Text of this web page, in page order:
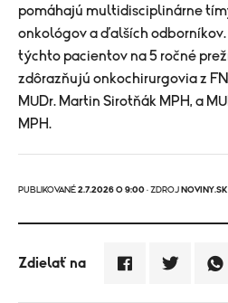
pomáhajú multidisciplinárne
onkológov a ďalších
týchto pacientov na 5 ročné
zdôrazňujú onkochirurgovia z
MUDr. Martin Sirotňák MPH, a
MPH.
PUBLIKOVANÉ 2.7.2026 O 9:00 · ZDROJ NOVINY.SK
Zdielať na